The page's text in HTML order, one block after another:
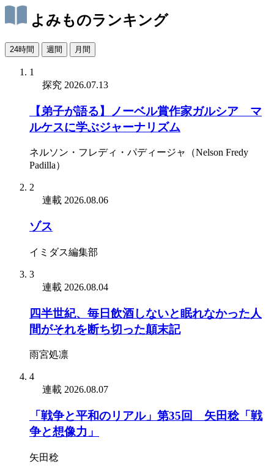
よみものランキング
24時間 週間 月間
1
探究 2026.07.13
【弟子が語る】ノーベル賞作家ガルシア゠マ
ルケスに学ぶジャーナリズム
ネルソン・フレディ・パディージャ（Nelson Fredy
Padilla）
2
連載 2026.08.06
ゾス
イミダス編集部
3
連載 2026.08.04
四半世紀、毎日飲酒しないと眠れなかった人
間がそれを断ち切った顛末記
雨宮処凛
4
連載 2026.08.07
「戦争と平和のリアル」第35回 矢田稔「戦
争と想像力」
矢田稔